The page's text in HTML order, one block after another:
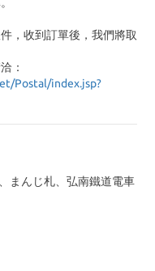
，收到訂單後，我們將取
：
Postal/index.jsp?
まんじ札、弘南鐵道電車